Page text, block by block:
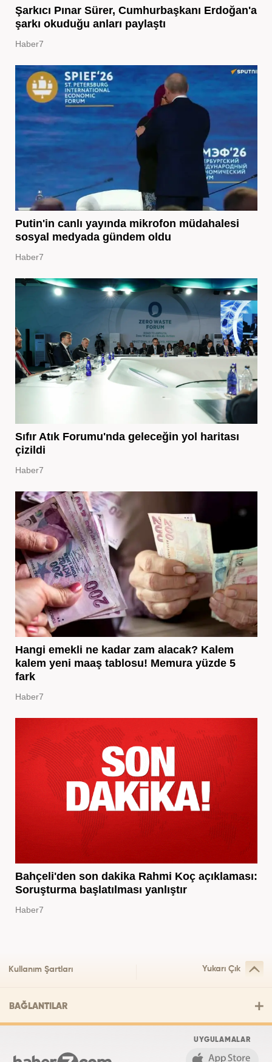
Şarkıcı Pınar Sürer, Cumhurbaşkanı Erdoğan'a
şarkı okuduğu anları paylaştı
Haber7
Putin'in canlı yayında mikrofon müdahalesi
sosyal medyada gündem oldu
Haber7
Sıfır Atık Forumu'nda geleceğin yol haritası
çizildi
Haber7
Hangi emekli ne kadar zam alacak? Kalem
kalem yeni maaş tablosu! Memura yüzde 5
fark
Haber7
Bahçeli'den son dakika Rahmi Koç açıklaması:
Soruşturma başlatılması yanlıştır
Haber7
Kullanım Şartları Yukarı Çık
BAĞLANTILAR
UYGULAMALAR